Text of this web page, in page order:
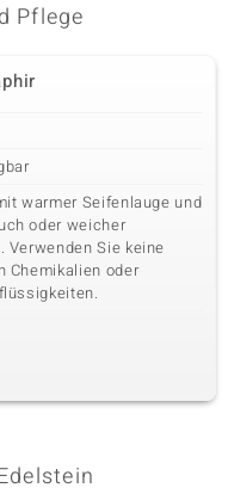
Pflege
warmer Seifenlauge und
oder weicher
Verwenden Sie keine
Chemikalien oder